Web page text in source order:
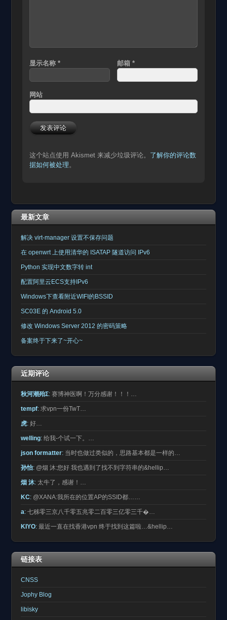
显示名称 * 邮箱 *
网站
这个站点使用 Akismet 来减少垃圾评论。 了解你的评论数
据如何被处理。
最新文章
解决 virt-manager 设置不保存问题
在 openwrt 上使用清华的 ISATAP 隧道访问 IPv6
Python 实现中文数字转 int
配置阿里云ECS支持IPv6
Windows下查看附近WIFI的BSSID
SC03E 的 Android 5.0
修改 Windows Server 2012 的密码策略
备案终于下来了~开心~
近期评论
秋河潮殆Σ: 赛博神医啊！万分感谢！！！…
tempf: 求vpn一份TwT…
虎: 好…
welling: 给我-个试一下。…
json formatter: 当时也做过类似的，思路基本都是一样的…
孙怡: @烟 沐:您好 我也遇到了找不到字符串的&hellip…
烟 沐: 太牛了，感谢！…
KC: @XANA:我所在的位置AP的SSID都……
a: 七秭零三京八千零五兆零二百零三亿零三千�…
KIYO: 最近一直在找香港vpn 终于找到这篇啦…&hellip…
链接表
CNSS
Jophy Blog
libisky